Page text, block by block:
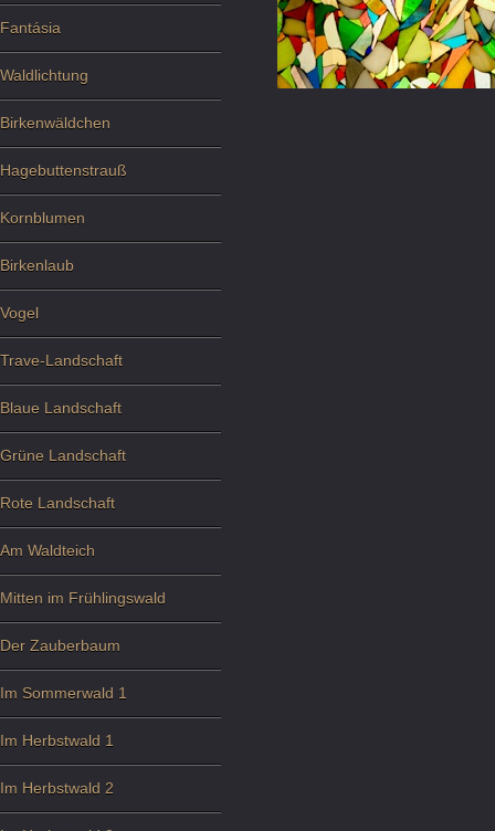
Fantásia
Waldlichtung
Birkenwäldchen
Hagebuttenstrauß
Kornblumen
Birkenlaub
Vogel
Trave-Landschaft
Blaue Landschaft
Grüne Landschaft
Rote Landschaft
Am Waldteich
Mitten im Frühlingswald
Der Zauberbaum
Im Sommerwald 1
Im Herbstwald 1
Im Herbstwald 2